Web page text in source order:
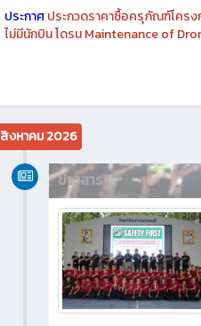
ประกาศประกวดราคาซื้อครุภัณฑ์โคร
ไม่มีนักบิน โดรน Maintenance of
สิงหาคม 2026
ข่าวสาร